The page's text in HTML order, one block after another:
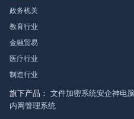
政务机关
教育行业
金融贸易
医疗行业
制造行业
旗下产品： 文件加密系统安企神电
内网管理系统